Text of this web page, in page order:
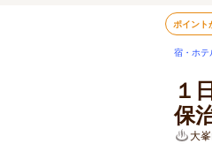
ポイント
宿・ホテ
１
保
大